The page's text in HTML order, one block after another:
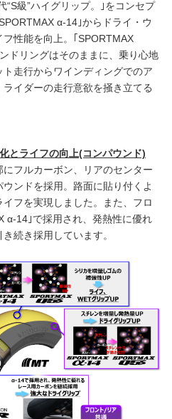
級”ハイグリップ。｣をコンセプ
α-14｣からドライ・ウ
性能を向上。｢SPORTMAX
ドリングはそのままに、乗り心地
走行からワインディングでのア
イダーの走行意欲を掻き立てる
とライフの向上(コンパウンド)
フルカーボン、リアのセンター
ンドを採用。路面に貼り付くよ
フを実現しました。また、フロ
α-14｣で採用され、発熱性に優れ
続き採用しています。